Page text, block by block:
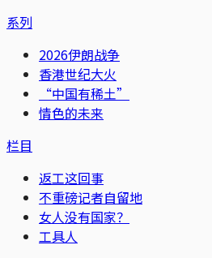
系列
2026伊朗战争
香港世纪大火
“中国有稀土”
情色的未来
栏目
返工这回事
不重磅记者自留地
女人没有国家？
工具人